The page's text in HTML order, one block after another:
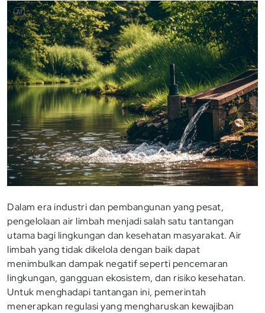
Dalam era industri dan pembangunan yang pesat,
pengelolaan air limbah menjadi salah satu tantangan
utama bagi lingkungan dan kesehatan masyarakat. Air
limbah yang tidak dikelola dengan baik dapat
menimbulkan dampak negatif seperti pencemaran
lingkungan, gangguan ekosistem, dan risiko kesehatan.
Untuk menghadapi tantangan ini, pemerintah
menerapkan regulasi yang mengharuskan kewajiban